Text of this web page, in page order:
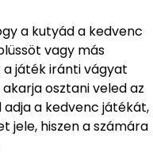
a kutyád a kedvenc
vagy más
a játék iránti vágyat
osztani veled az
a kedvenc játékát,
jele, hiszen a számára